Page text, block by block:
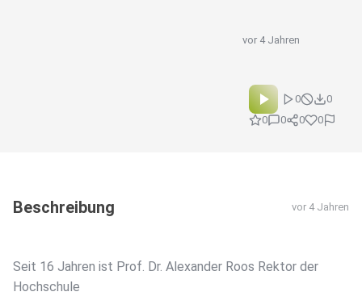
vor 4 Jahren
0
0
0
0 0 0
Beschreibung vor 4 Jahren
Seit 16 Jahren ist Prof. Dr. Alexander Roos Rektor der
Hochschule